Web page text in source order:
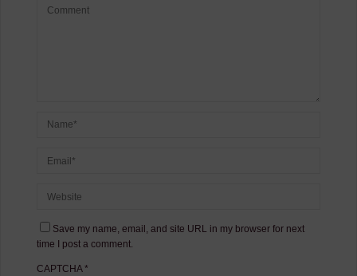
Save my name, email, and site URL in my browser for next
time I post a comment.
CAPTCHA*